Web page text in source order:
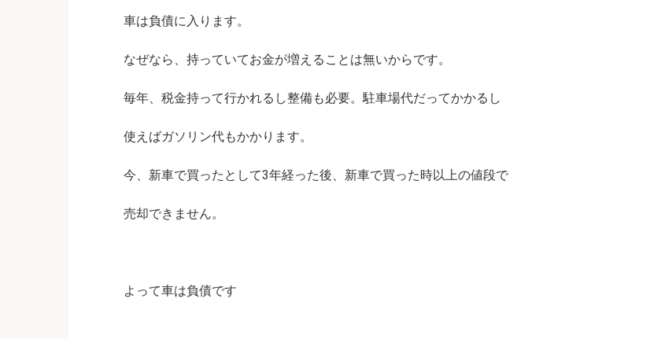
車は負債に入ります。
なぜなら、持っていてお金が増えることは無いからです。
毎年、税金持って行かれるし整備も必要。駐車場代だってかかるし
使えばガソリン代もかかります。
今、新車で買ったとして3年経った後、新車で買った時以上の値段で
売却できません。
よって車は負債です